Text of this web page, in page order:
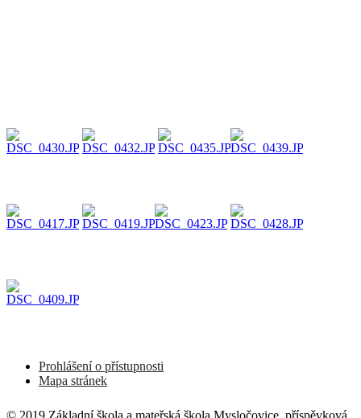
Prohlášení o přístupnosti
Mapa stránek